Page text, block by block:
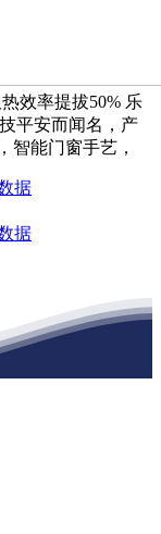
效率提拔50% 乐
平安而闻名，产
智能门窗手艺，
据
据